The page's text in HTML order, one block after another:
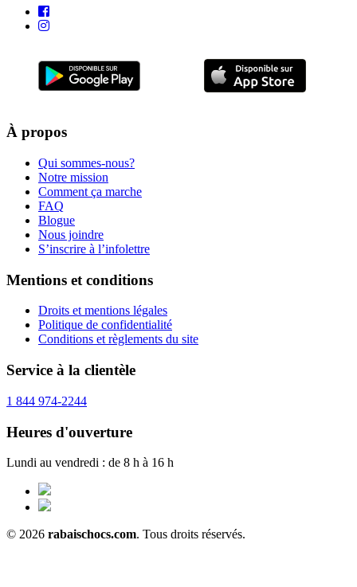
À propos
Qui sommes-nous?
Notre mission
Comment ça marche
FAQ
Blogue
Nous joindre
S’inscrire à l’infolettre
Mentions et conditions
Droits et mentions légales
Politique de confidentialité
Conditions et règlements du site
Service à la clientèle
1 844 974-2244
Heures d'ouverture
Lundi au vendredi : de 8 h à 16 h
© 2026 rabaischocs.com. Tous droits réservés.